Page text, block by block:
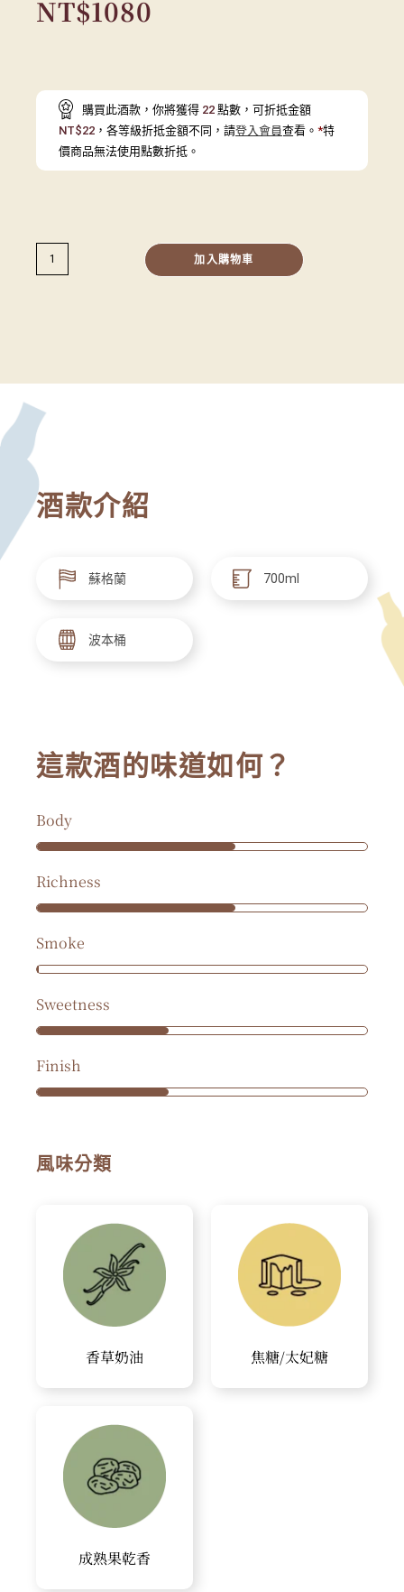
NT$1080
購買此酒款，你將獲得 22 點數，可折抵金額
NT$22 ，各等級折抵金額不同，請登入會員查看。 *特
價商品無法使用點數折抵。
加入購物車
酒款介紹
蘇格蘭 700ml
波本桶
這款酒的味道如何？
Body
Richness
Smoke
Sweetness
Finish
風味分類
香草奶油 焦糖/太妃糖
成熟果乾香